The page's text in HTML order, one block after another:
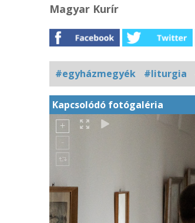
Magyar Kurír
#egyházmegyék #liturgia
Kapcsolódó fotógaléria